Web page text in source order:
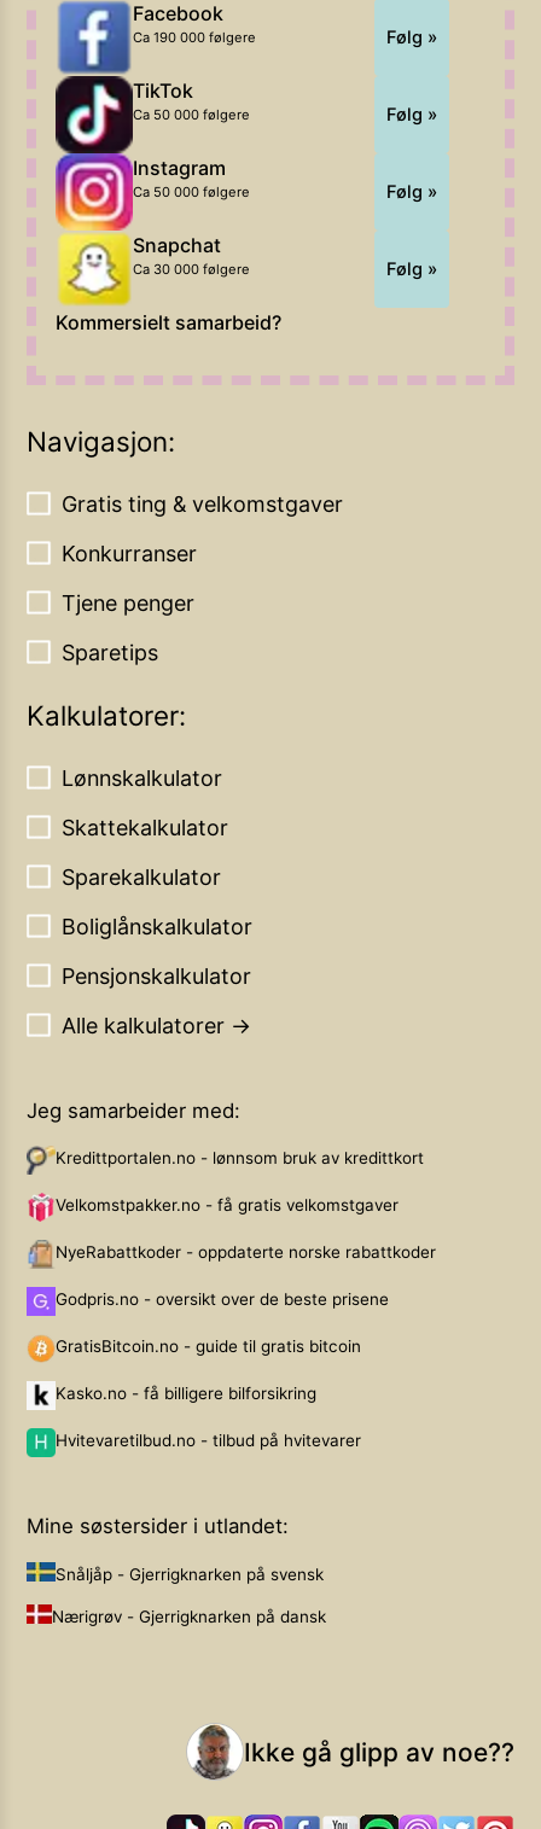
Facebook
Ca 190 000 følgere Følg »
TikTok
Ca 50 000 følgere Følg »
Instagram
Ca 50 000 følgere Følg »
Snapchat
Ca 30 000 følgere Følg »
Kommersielt samarbeid?
Navigasjon:
Gratis ting & velkomstgaver
Konkurranser
Tjene penger
Sparetips
Kalkulatorer:
Lønnskalkulator
Skattekalkulator
Sparekalkulator
Boliglånskalkulator
Pensjonskalkulator
Alle kalkulatorer →
Jeg samarbeider med:
Kredittportalen.no - lønnsom bruk av kredittkort
Velkomstpakker.no - få gratis velkomstgaver
NyeRabattkoder - oppdaterte norske rabattkoder
Godpris.no - oversikt over de beste prisene
GratisBitcoin.no - guide til gratis bitcoin
Kasko.no - få billigere bilforsikring
Hvitevaretilbud.no - tilbud på hvitevarer
Mine søstersider i utlandet:
Snåljåp - Gjerrigknarken på svensk
Nærigrøv - Gjerrigknarken på dansk
Ikke gå glipp av noe??